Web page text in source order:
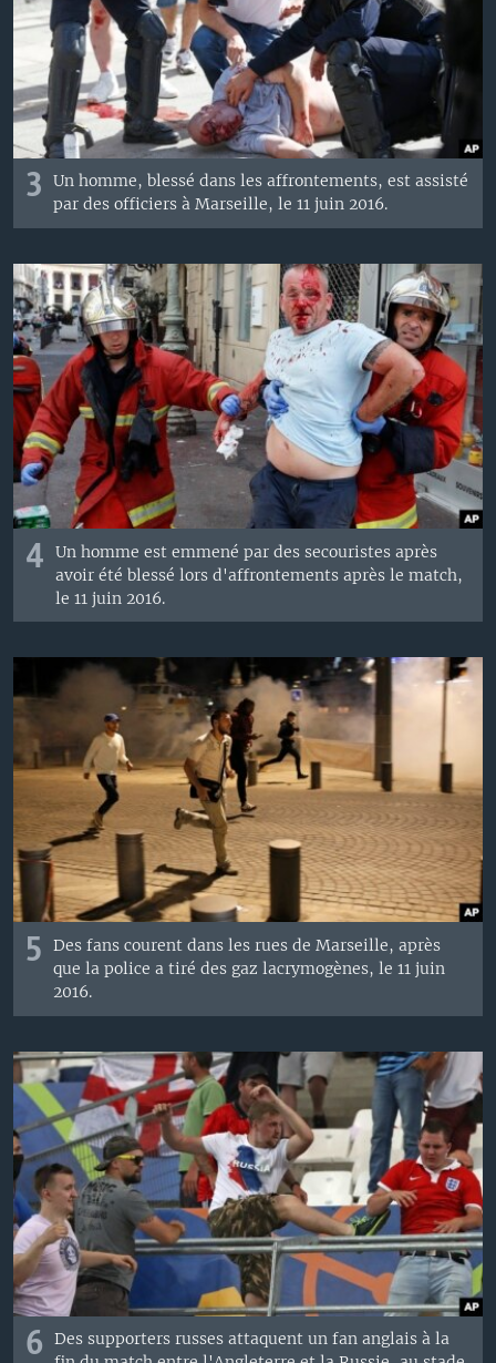
3
Un homme, blessé dans les affrontements, est assisté
par des officiers à Marseille, le 11 juin 2016.
4
Un homme est emmené par des secouristes après
avoir été blessé lors d'affrontements après le match,
le 11 juin 2016.
5
Des fans courent dans les rues de Marseille, après
que la police a tiré des gaz lacrymogènes, le 11 juin
2016.
6
Des supporters russes attaquent un fan anglais à la